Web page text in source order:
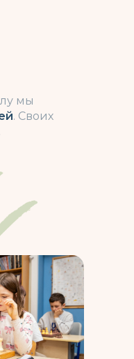
мы
. Своих
я соглашаюсь